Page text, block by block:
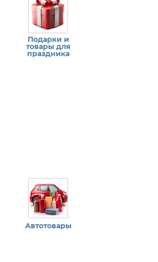
Подарки и
товары для
праздника
Автотовары